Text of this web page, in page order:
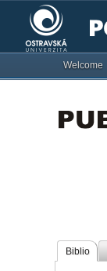
Welcome
Biblio